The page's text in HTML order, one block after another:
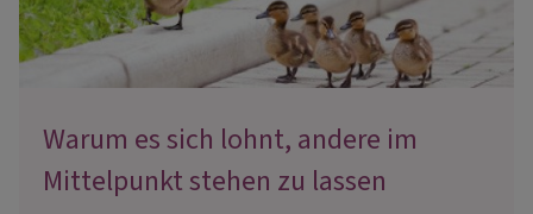
Warum es sich lohnt, andere im
Mittelpunkt stehen zu lassen